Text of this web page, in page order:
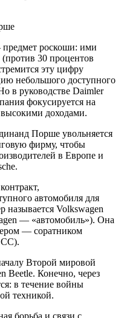
роскоши: ими
30 процентов
эту цифру
небольшого доступного
в руководстве Daimler
фокусируется на
доходами.
Порше увольняется
фирму, чтобы
в Европе и
автомобиля для
называется Volkswagen
— «автомобиль»). Она
— соратником
СС).
Второй мировой
Beetle. Конечно, через
в течение войны
техникой.